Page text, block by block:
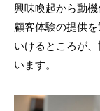
興味喚起から動
顧客体験の提供
いけるところが
います。